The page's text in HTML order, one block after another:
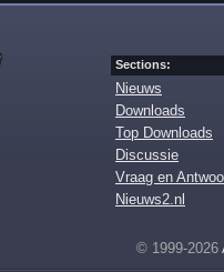
Sections:
Nieuws
Downloads
Top Downloads
Discussie
Vraag en
Nieuws2.nl
© 1999-2026